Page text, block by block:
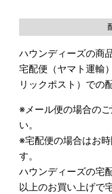
ハウンディーズの商
宅配便（ヤマト運輸
リックポスト）での
※メール便の場合の
い。
※宅配便の場合はお
す。
ハウンディーズの宅
以上のお買い上げで